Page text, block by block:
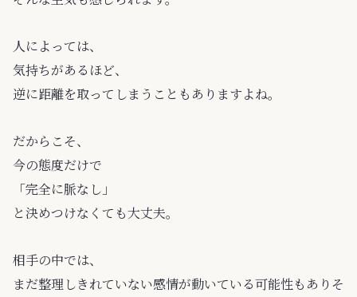
人によっては、
気持ちがあるほど、
逆に距離を取ってしまうこともありますよね。
だからこそ、
今の態度だけで
「完全に脈なし」
と決めつけなくても大丈夫。
相手の中では、
まだ整理しきれていない感情が動いている可能性もありそ